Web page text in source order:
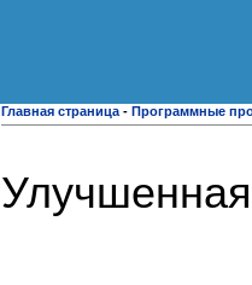
Главная страница - Программные